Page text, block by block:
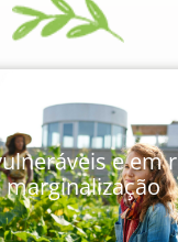
e em
marginalização